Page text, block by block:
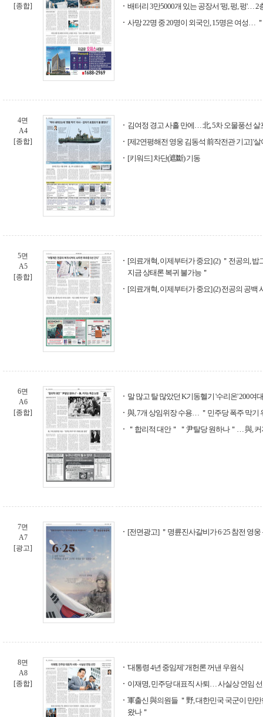
[종합]
배터리 3만5000개 있는 공장서 '펑, 펑, 펑'… 2
사망 22명 중 20명이 외국인, 15명은 여성…
4면
A4
[종합]
김여정 경고 사흘 만에… 北, 5차 오물풍선 살
[제2연평해전 영웅 김동석 前작전관 기고] '
[키워드] 차단(遮斷) 기동
5면
A5
[종합]
[의료개혁, 이제부터가 중요] (2) ＂전공의,
지금 상태론 복귀 불가능＂
[의료개혁, 이제부터가 중요] (2) 전공의 공백
6면
A6
[종합]
말 많고 탈 많았던 K기동헬기 '수리온' 200여
與, 7개 상임위장 수용… ＂민주당 폭주 막기
＂합리적 대안＂ ＂尹탈당 원하나＂… 與,
7면
A7
[광고]
[전면광고] ＂명륜진사갈비가 6·25 참전 영
8면
A8
[종합]
'대통령 4년 중임제' 개헌론 꺼낸 우원식
이재명, 민주당 대표직 사퇴… 사실상 연임
軍출신 與의원들 ＂野, 대한민국 국군이 만
왔나＂